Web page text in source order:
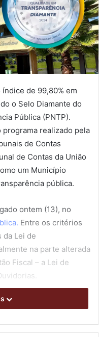
de 99,80% em
o Selo Diamante do
Pública (PNTP).
realizado pela
de Contas
de Contas da União
um Município
pública.
ontem (13), no
Entre os critérios
da Lei de
na parte alterada
Fiscal – a Lei de